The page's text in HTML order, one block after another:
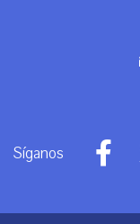
Síganos